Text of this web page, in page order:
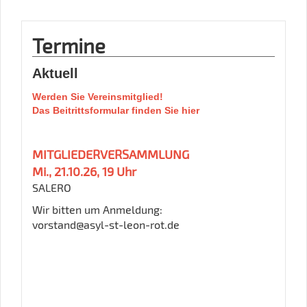
Termine
Aktuell
Werden Sie Vereinsmitglied!
Das Beitrittsformular finden Sie hier
MITGLIEDERVERSAMMLUNG
Mi., 21.10.26, 19 Uhr
SALERO
Wir bitten um Anmeldung:
vorstand@asyl-st-leon-rot.de